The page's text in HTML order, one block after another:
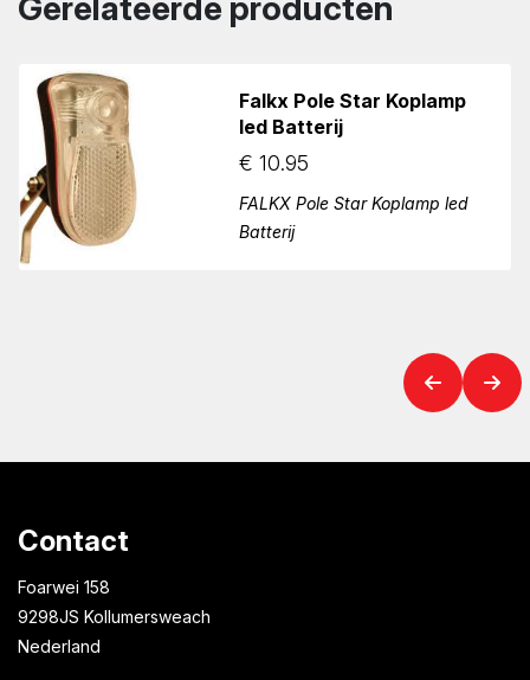
Falkx Pole Star Koplamp
led Batterij
€ 10.95
FALKX Pole Star Koplamp led
Batterij
Contact
Foarwei 158
9298JS Kollumersweach
Nederland